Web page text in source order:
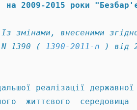
на 2009-2015 роки
змінами, внесеними
1390 (
1390-2011-п ) від
реалізації
життєвого